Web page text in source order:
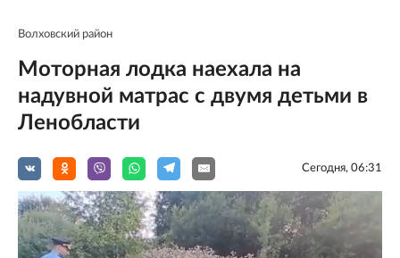
Волховский район
Моторная лодка наехала на
надувной матрас с двумя детьми в
Ленобласти
Сегодня, 06:31